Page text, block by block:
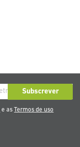
Subscrever
e asTermos de uso